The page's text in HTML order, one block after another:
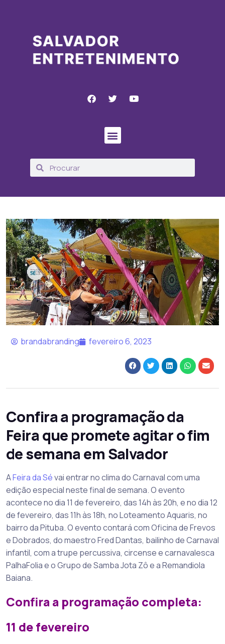
brandabranding fevereiro 6, 2023
Confira a programação da
Feira que promete agitar o fim
de semana em Salvador
AFeira da Sévai entrar no clima do Carnaval com uma
edição especial neste final de semana. O evento
acontece no dia 11 de fevereiro, das 14h às 20h, e no dia 12
de fevereiro, das 11h às 18h, no Loteamento Aquaris, no
bairro da Pituba. O evento contará com Oficina de Frevos
e Dobrados, do maestro Fred Dantas, bailinho de Carnaval
infantil, com a trupe percussiva, circense e carnavalesca
PalhaFolia e o Grupo de Samba Jota Zô e a Remandiola
Baiana.
Confira a programação completa:
11 de fevereiro